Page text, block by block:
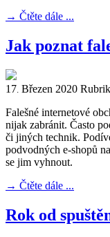
→ Čtěte dále ...
Jak poznat
17 Březen 2020
Falešné internetové
nijak zabránit. Často
či jiných technik.
podvodných e-shopů
se jim vyhnout.
→ Čtěte dále ...
Rok od